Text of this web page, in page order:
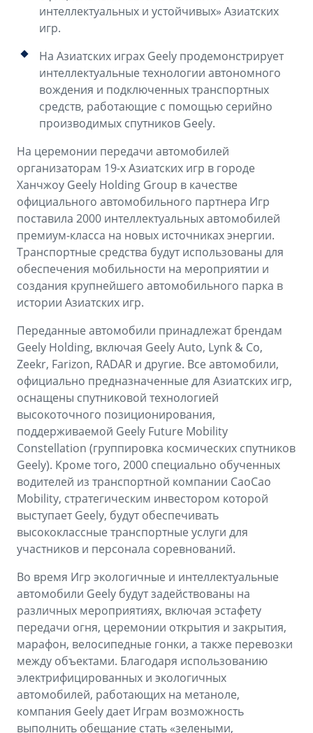
OKAVANGO
от 3 429 990 ₽*
MONJARO
от 4 349 990 ₽*
PREFACE
от 3 079 990 ₽*
GEELY EX5
от 3 769 990 ₽*
Аксессуары
Зарядные устройства
ФИНАНСЫ И УСЛУГИ
Автокредит
Расчет КАСКО
Страхование
GEELY Лизинг
Советы по эксплуатации
Спецпредложения
ПОДДЕРЖКА
Помощь на дорогах
Гарантия Geely
Сервисная книжка
Вопросы и ответы
интеллектуальных и устойчивых» Азиатских
игр.
На Азиатских играх Geely продемонстрирует
интеллектуальные технологии автономного
вождения и подключенных транспортных
средств, работающие с помощью серийно
производимых спутников Geely.
На церемонии передачи автомобилей
организаторам 19-х Азиатских игр в городе
Ханчжоу Geely Holding Group в качестве
официального автомобильного партнера Игр
поставила 2000 интеллектуальных автомобилей
премиум-класса на новых источниках энергии.
Транспортные средства будут использованы для
обеспечения мобильности на мероприятии и
создания крупнейшего автомобильного парка в
истории Азиатских игр.
Переданные автомобили принадлежат брендам
Geely Holding, включая Geely Auto, Lynk & Co,
Zeekr, Farizon, RADAR и другие. Все автомобили,
официально предназначенные для Азиатских игр,
оснащены спутниковой технологией
высокоточного позиционирования,
поддерживаемой Geely Future Mobility
Constellation (группировка космических спутников
Geely). Кроме того, 2000 специально обученных
водителей из транспортной компании CaoCao
Mobility, стратегическим инвестором которой
выступает Geely, будут обеспечивать
высококлассные транспортные услуги для
участников и персонала соревнований.
Во время Игр экологичные и интеллектуальные
автомобили Geely будут задействованы на
различных мероприятиях, включая эстафету
передачи огня, церемонии открытия и закрытия,
марафон, велосипедные гонки, а также перевозки
между объектами. Благодаря использованию
электрифицированных и экологичных
автомобилей, работающих на метаноле,
компания Geely дает Играм возможность
выполнить обещание стать «зелеными,